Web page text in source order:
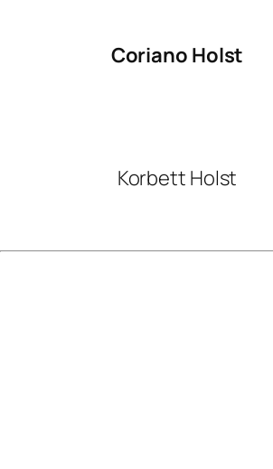
Coriano Holst
Korbett Holst